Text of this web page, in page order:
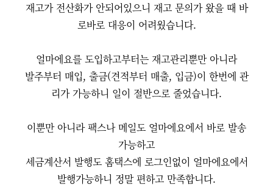
재고가 전산화가 안되어있으니 재고 문의가 왔을 때 바
로바로 대응이 어려웠습니다.
얼마에요를 도입하고부터는 재고관리뿐만 아니라
발주부터 매입, 출금(견적부터 매출, 입금)이 한번에 관
리가 가능하니 일이 절반으로 줄었습니다.
이뿐만 아니라 팩스나 메일도 얼마에요에서 바로 발송
가능하고
세금계산서 발행도 홈택스에 로그인없이 얼마에요에서
발행가능하니 정말 편하고 만족합니다.